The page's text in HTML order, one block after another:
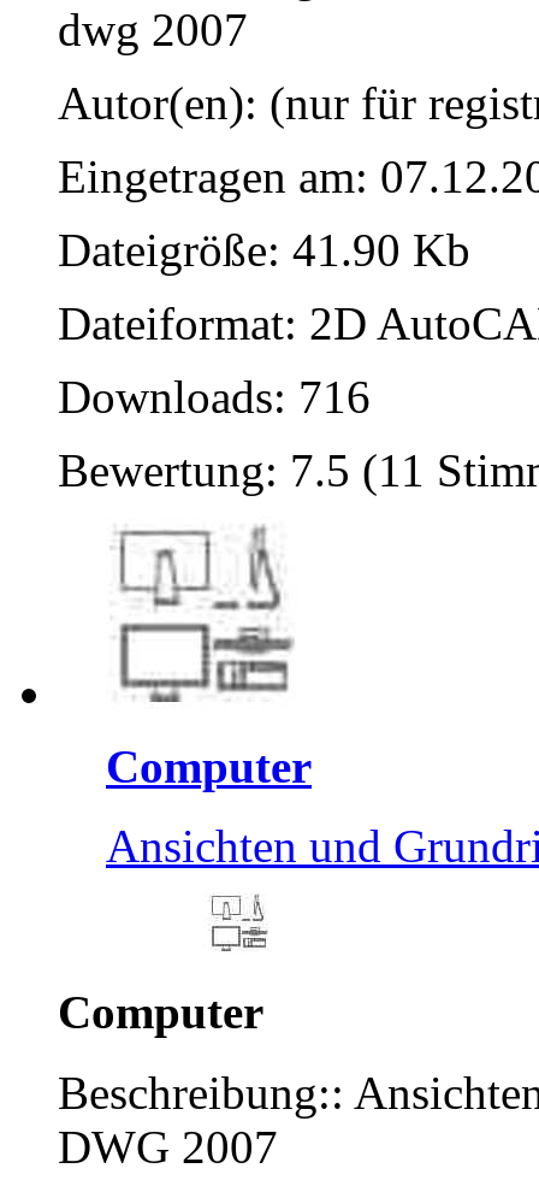
dwg 2007
Autor(en): (nur für
Eingetragen am:
Dateigröße: 41.90 Kb
Dateiformat: 2D
Downloads: 716
Bewertung: 7.5 (11
Computer
Ansichten und
Computer
Beschreibung::
DWG 2007